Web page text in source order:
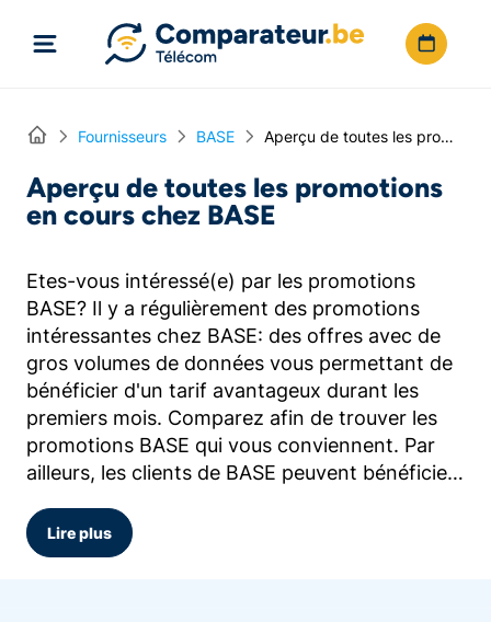
Home Fournisseurs BASE Aperçu de toutes les promotions en cours chez BASE
Aperçu de toutes les promotions
en cours chez BASE
Etes-vous intéressé(e) par les promotions
BASE? Il y a régulièrement des promotions
intéressantes chez BASE: des offres avec de
gros volumes de données vous permettant de
bénéficier d'un tarif avantageux durant les
premiers mois. Comparez afin de trouver les
promotions BASE qui vous conviennent. Par
ailleurs, les clients de BASE peuvent bénéficier
smartphones, liées à un BASE GSM
abonnement. Recherchez-vous la BASE
Lire plus